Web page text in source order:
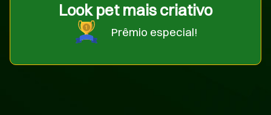
Look pet mais criativo
Prêmio especial!